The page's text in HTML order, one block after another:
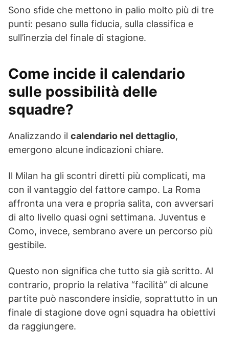
Sono sfide che mettono in palio molto più di tre
punti: pesano sulla fiducia, sulla classifica e
sull’inerzia del finale di stagione.
Come incide il calendario
sulle possibilità delle
squadre?
Analizzando il calendario nel dettaglio,
emergono alcune indicazioni chiare.
Il Milan ha gli scontri diretti più complicati, ma
con il vantaggio del fattore campo. La Roma
affronta una vera e propria salita, con avversari
di alto livello quasi ogni settimana. Juventus e
Como, invece, sembrano avere un percorso più
gestibile.
Questo non significa che tutto sia già scritto. Al
contrario, proprio la relativa “facilità” di alcune
partite può nascondere insidie, soprattutto in un
finale di stagione dove ogni squadra ha obiettivi
da raggiungere.